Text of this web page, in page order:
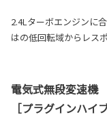
2.4Lターボエンジンに
はの低回転域からレス
電気式無段変速機
［プラグインハ